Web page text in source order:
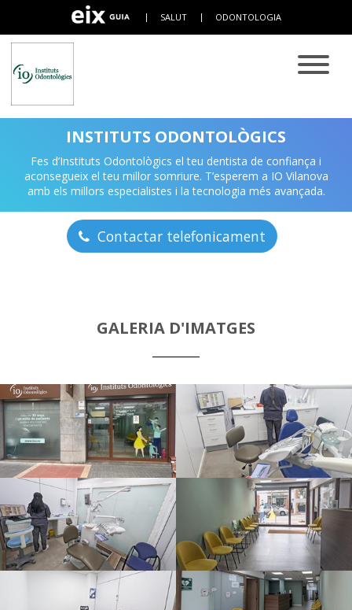
| SALUT | ODONTOLOGIA
INSTITUTS ODONTOLÒGICS
Fes d’Instituts Odontològics el teu dentista de confiança i
aconsegueix el teu millor somriure. T’esperem a IO Vilanova
amb els millors especialistes i la tecnologia més avançada.
Contactar telefonicament
GALERIA D'IMATGES